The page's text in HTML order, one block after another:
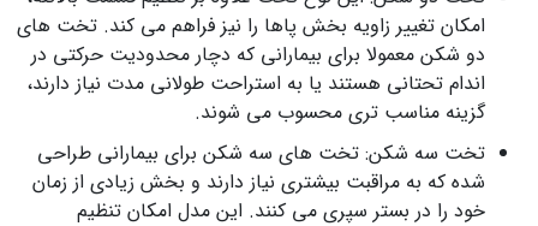
امکان تغییر زاویه بخش پاها را نیز فراهم می کند. تخت های
دو شکن معمولا برای بیمارانی که دچار محدودیت حرکتی در
اندام تحتانی هستند یا به استراحت طولانی مدت نیاز دارند،
گزینه مناسب تری محسوب می شوند.
تخت سه شکن: تخت های سه شکن برای بیمارانی طراحی
شده‌ که به مراقبت بیشتری نیاز دارند و بخش زیادی از زمان
خود را در بستر سپری می کنند. این مدل امکان تنظیم